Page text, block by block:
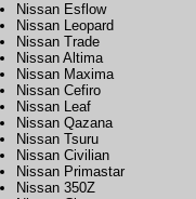
Nissan Esflow
Nissan Leopard
Nissan Trade
Nissan Altima
Nissan Maxima
Nissan Cefiro
Nissan Leaf
Nissan Qazana
Nissan Tsuru
Nissan Civilian
Nissan Primastar
Nissan 350Z